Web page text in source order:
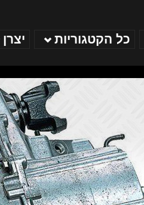
כל הקטגוריות יצרן